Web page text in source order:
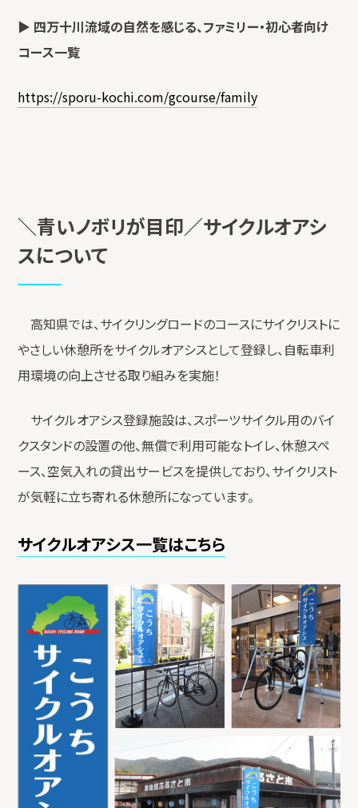
▶ 四万十川流域の自然を感じる、ファミリー・初心者向け
コース一覧
https://sporu-kochi.com/gcourse/family
＼青いノボリが目印／サイクルオアシ
スについて
高知県では、サイクリングロードのコースにサイクリストに
やさしい休憩所をサイクルオアシスとして登録し、自転車利
用環境の向上させる取り組みを実施！
サイクルオアシス登録施設は、スポーツサイクル用のバイ
クスタンドの設置の他、無償で利用可能なトイレ、休憩スペ
ース、空気入れの貸出サービスを提供しており、サイクリスト
が気軽に立ち寄れる休憩所になっています。
サイクルオアシス一覧はこちら